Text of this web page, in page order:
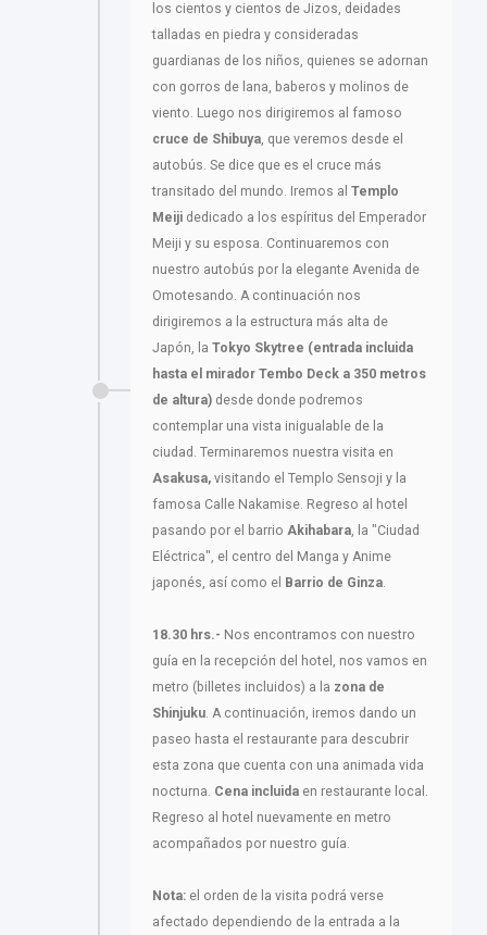
los cientos y cientos de Jizos, deidades
talladas en piedra y consideradas
guardianas de los niños, quienes se adornan
con gorros de lana, baberos y molinos de
viento. Luego nos dirigiremos al famoso
cruce de Shibuya, que veremos desde el
autobús. Se dice que es el cruce más
transitado del mundo. Iremos al Templo
Meiji dedicado a los espíritus del Emperador
Meiji y su esposa. Continuaremos con
nuestro autobús por la elegante Avenida de
Omotesando. A continuación nos
dirigiremos a la estructura más alta de
Japón, la Tokyo Skytree (entrada incluida
hasta el mirador Tembo Deck a 350 metros
de altura) desde donde podremos
contemplar una vista inigualable de la
ciudad. Terminaremos nuestra visita en
Asakusa, visitando el Templo Sensoji y la
famosa Calle Nakamise. Regreso al hotel
pasando por el barrio Akihabara, la "Ciudad
Eléctrica", el centro del Manga y Anime
japonés, así como el Barrio de Ginza.
18.30 hrs.- Nos encontramos con nuestro
guía en la recepción del hotel, nos vamos en
metro (billetes incluidos) a la zona de
Shinjuku. A continuación, iremos dando un
paseo hasta el restaurante para descubrir
esta zona que cuenta con una animada vida
nocturna. Cena incluida en restaurante local.
Regreso al hotel nuevamente en metro
acompañados por nuestro guía.
Nota: el orden de la visita podrá verse
afectado dependiendo de la entrada a la